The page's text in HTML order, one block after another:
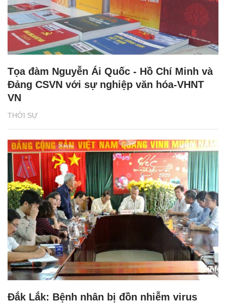
THỜI SỰ
Tọa đàm Nguyễn Ái Quốc - Hồ Chí Minh và
Đảng CSVN với sự nghiệp văn hóa-VHNT
VN
Đắk Lắk: Bệnh nhân bị đồn nhiễm virus